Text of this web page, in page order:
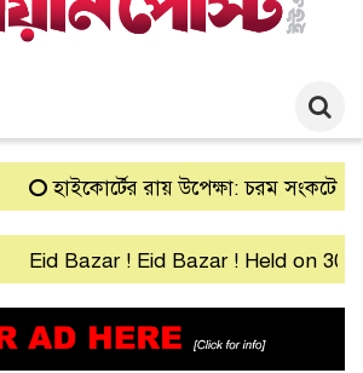
হাইকোর্টের রায় উপেক্ষা: চরম সংকটে
Eid Bazar ! Eid Bazar ! Held on 30th